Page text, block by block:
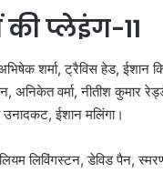
की प्लेइंग-11
शर्मा, ट्रैविस हेड, ईशान
अनिकेत वर्मा, नीतीश कुमार
ईशान मलिंगा।
लिविंगस्टन, डेविड पैन,